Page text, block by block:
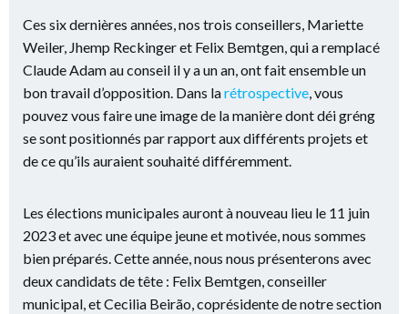
Ces six dernières années, nos trois conseillers, Mariette
Weiler, Jhemp Reckinger et Felix Bemtgen, qui a remplacé
Claude Adam au conseil il y a un an, ont fait ensemble un
bon travail d’opposition. Dans larétrospective, vous
pouvez vous faire une image de la manière dont déi gréng
se sont positionnés par rapport aux différents projets et
de ce qu’ils auraient souhaité différemment.
Les élections municipales auront à nouveau lieu le 11 juin
2023 et avec une équipe jeune et motivée, nous sommes
bien préparés. Cette année, nous nous présenterons avec
deux candidats de tête : Felix Bemtgen, conseiller
municipal, et Cecilia Beirão, coprésidente de notre section